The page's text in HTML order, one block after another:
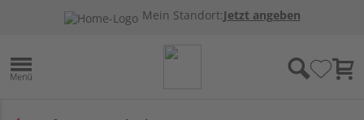
Mein Standort:Jetzt angeben